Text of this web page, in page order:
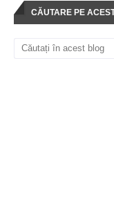
CĂUTARE PE